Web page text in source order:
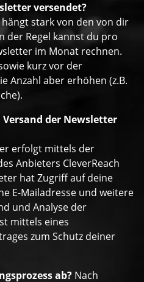
versendet?
stark von den von dir
der Regel kannst du pro
im Monat rechnen.
kurz vor der
Anzahl aber erhöhen (z.B.
der Newsletter
erfolgt mittels der
Anbieters CleverReach
hat Zugriff auf deine
E-Mailadresse und weitere
und Analyse der
mittels eines
zum Schutz deiner
ab? Nach